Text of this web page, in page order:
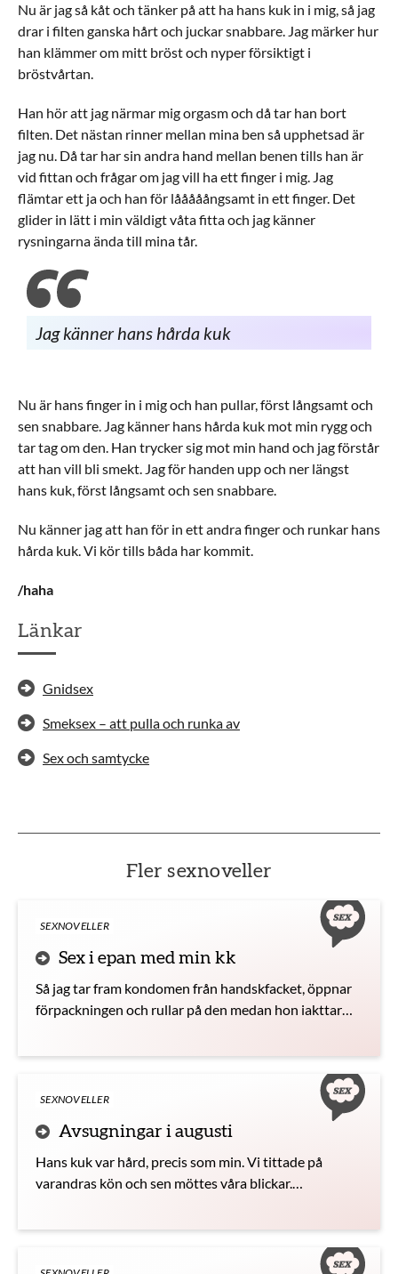
Nu är jag så kåt och tänker på att ha hans kuk in i mig, så jag
drar i filten ganska hårt och juckar snabbare. Jag märker hur
han klämmer om mitt bröst och nyper försiktigt i
bröstvårtan.
Han hör att jag närmar mig orgasm och då tar han bort
filten. Det nästan rinner mellan mina ben så upphetsad är
jag nu. Då tar har sin andra hand mellan benen tills han är
vid fittan och frågar om jag vill ha ett finger i mig. Jag
flämtar ett ja och han för lååååångsamt in ett finger. Det
glider in lätt i min väldigt våta fitta och jag känner
rysningarna ända till mina tår.
Jag känner hans hårda kuk
Nu är hans finger in i mig och han pullar, först långsamt och
sen snabbare. Jag känner hans hårda kuk mot min rygg och
tar tag om den. Han trycker sig mot min hand och jag förstår
att han vill bli smekt. Jag för handen upp och ner längst
hans kuk, först långsamt och sen snabbare.
Nu känner jag att han för in ett andra finger och runkar hans
hårda kuk. Vi kör tills båda har kommit.
/haha
Länkar
Gnidsex
Smeksex – att pulla och runka av
Sex och samtycke
Fler sexnoveller
SEXNOVELLER
Sex i epan med min kk
Så jag tar fram kondomen från handskfacket, öppnar
förpackningen och rullar på den medan hon iakttar
glider lätt in hennes våta fitta när hon sätter sig på
SEXNOVELLER
Avsugningar i augusti
Hans kuk var hård, precis som min. Vi tittade på
varandras kön och sen möttes våra blickar.
lår, närmare och närmare kukarna.